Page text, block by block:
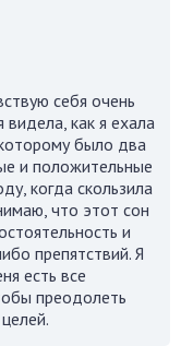
себя очень
как я ехала
было два
и положительные
когда скользила
что этот сон
и
препятствий. Я
есть все
преодолеть